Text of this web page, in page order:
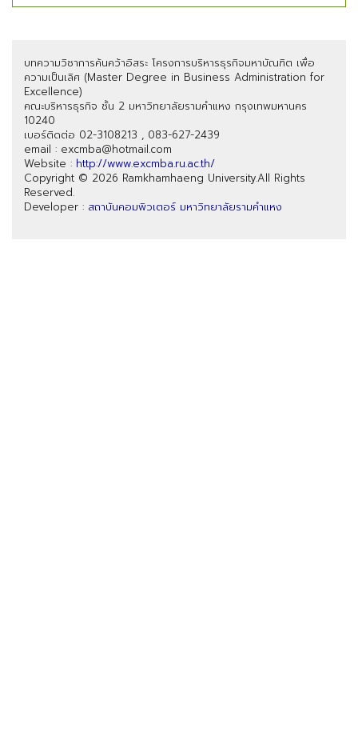
บทความวิชาการค้นคว้าอิสระ โครงการบริหารธุรกิจมหาบัณฑิต เพื่อ
ความเป็นเลิศ (Master Degree in Business Administration for
Excellence)
คณะบริหารธุรกิจ ชั้น 2 มหาวิทยาลัยรามคำแหง กรุงเทพมหานคร
10240
เบอร์ติดต่อ 02-3108213 , 083-627-2439
email : excmba@hotmail.com
Website : http://www.excmba.ru.ac.th/
Copyright © 2026 Ramkhamhaeng University.All Rights
Reserved.
Developer : สถาบันคอมพิวเตอร์ มหาวิทยาลัยรามคำแหง